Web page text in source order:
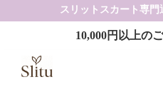
スリットスカート 専門
10,000円以上の